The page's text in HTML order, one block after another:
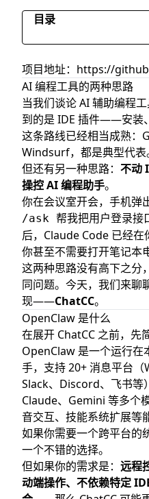
目录
OpenClaw 是什么
ChatCC 是什么
核心特性详解
1. 双模式 Claude Code
2. 交互式输入智能处理
3. Claude Code Hooks
4. 安全控制体系
5. 长消息智能分块
6. 后台运行与日志管理
7. 热重载与项目别名
完整命令列表
ChatCC vs OpenClaw 对
选择 ChatCC 的场景
选择 OpenClaw 的场景
快速上手
第一步：创建飞书自建
第二步：安装 Claude
第三步：安装 ChatCC
第四步：配置
第五步：启动
进阶用法
配置 Claude Code
项目地址： https://
AI 编程工具的两种思路
当我们谈论 AI 辅助编程
到的是 IDE 插件——安装
这条路线已经相当成熟：
Windsurf，都是典型代表
但还有另一种思路：不动
操控 AI 编程助手。
你在会议室开会，手机弹
/ask 帮我把用户登录接
后，Claude Code 已经在
你甚至不需要打开笔记本
这两种思路没有高下之分
同问题。今天，我们来聊
现——ChatCC。
OpenClaw 是什么
在展开 ChatCC 之前，先
OpenClaw 是一个运行在
手，支持 20+ 消息平台（
Slack、Discord、飞书等
Claude、Gemini 等多个
音交互、技能系统扩展等
如果你需要一个跨平台的
一个不错的选择。
但如果你的需求是：远程
动端操作、不依赖特定